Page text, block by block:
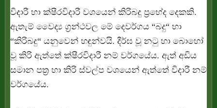
විදාරී හා ක්ෂීරවිදාරී වශයෙන් කිරිබදු ප්‍රභේද දෙකකි.
ඇතැම් වෛද්‍ය ග්‍රන්ථවල මේ දෙවර්ගය “බදු“ හා
“කිරිබදු“ යනුවෙන් හඳුන්වයි. දීර්ඝ වූ නටු හා බොහෝ
වූ කිරි ඇත්තේ ක්ෂීරවිදාරී නම් වර්ගයේය. ඇත් අඩිය
සමාන පත්‍ර හා කිරි ස්වල්ප වශයෙන් ඇත්තේ විදාරී නම්
වර්ගයේය.